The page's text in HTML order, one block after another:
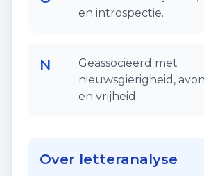
en introspectie.
N
Geassocieerd met
nieuwsgierigheid,
en vrijheid.
Over letteranalyse